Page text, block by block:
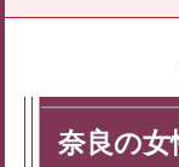
奈良の